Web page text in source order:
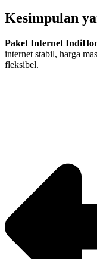
Kesimpulan
Paket Internet
internet stabil, harga
fleksibel.